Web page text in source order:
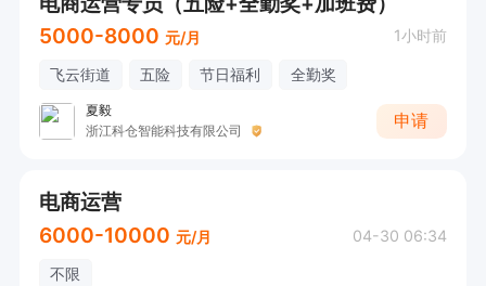
5000-8000 元/月 1小时前
飞云街道 五险 节日福利 全勤奖
夏毅
浙江科仓智能科技有限公司
申请
电商运营
6000-10000 元/月 04-30 06:34
不限